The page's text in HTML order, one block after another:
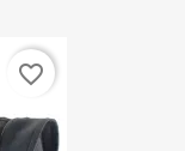
favorite_border